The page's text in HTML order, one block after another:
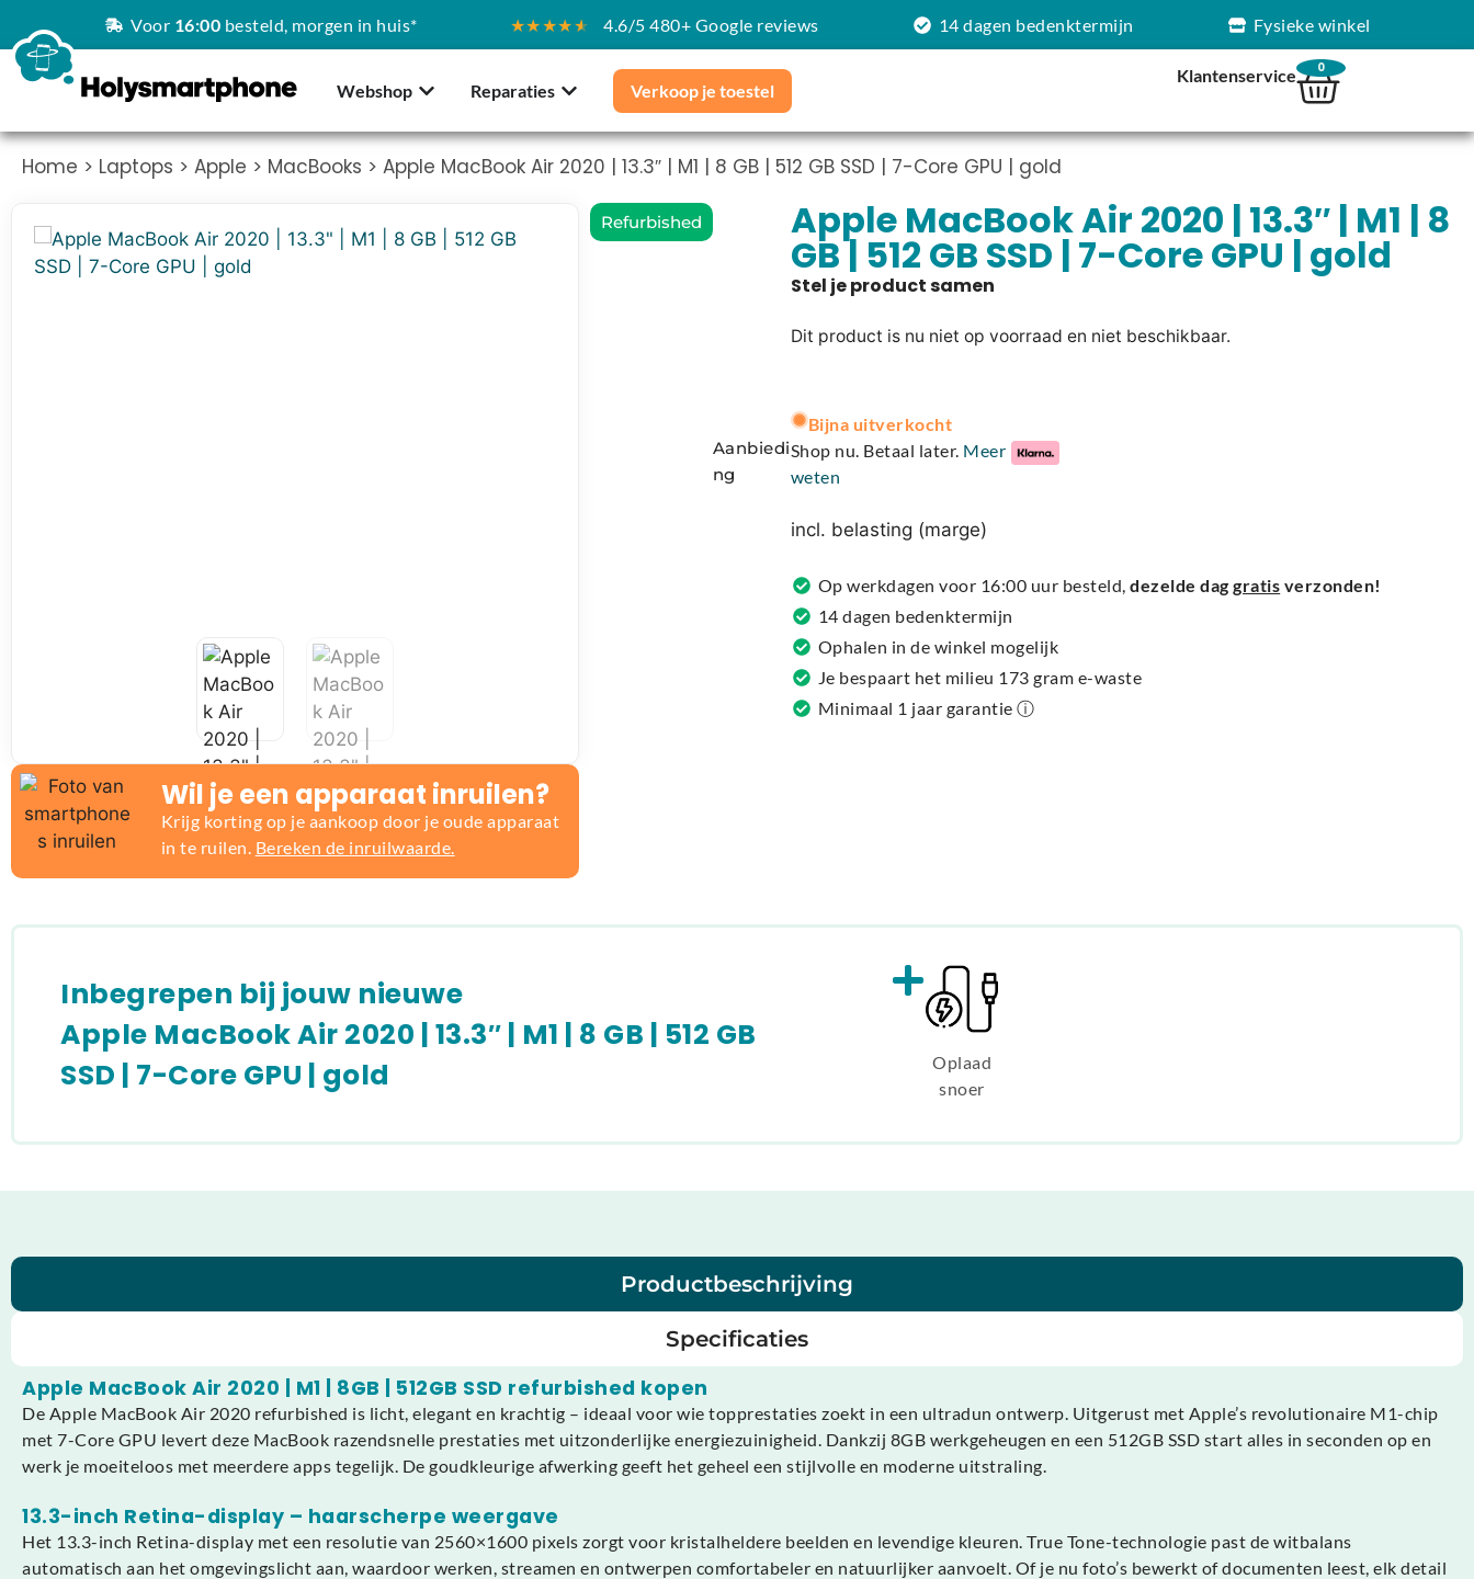
Voor 16:00 besteld, morgen in huis* ★★★★★ 4.6/5 480+ Google reviews 14 dagen bedenktermijn Fysieke winkel
Webshop Reparaties Verkoop je toestel
Klantenservice 0
Home > Laptops > Apple > MacBooks > Apple MacBook Air 2020 | 13.3″ | M1 | 8 GB | 512 GB SSD | 7-Core GPU | gold
Wil je een apparaat inruilen?
Krijg korting op je aankoop door je oude apparaat
in te ruilen. Bereken de inruilwaarde.
Refurbished
Aanbiedi
ng
Apple MacBook Air 2020 | 13.3″ | M1 | 8
GB | 512 GB SSD | 7-Core GPU | gold
Dit product is nu niet op voorraad en niet beschikbaar.
l
t
e
n
t
i
v
e
:
Bijna uitverkocht
Shop nu. Betaal later. Meer
weten
incl. belasting (marge)
Op werkdagen voor 16:00 uur besteld,dezelde daggratis verzonden!
14 dagen bedenktermijn
Ophalen in de winkel mogelijk
Je bespaart het milieu 173 gram e-waste
Minimaal 1 jaar garantie ⓘ
Inbegrepen bij jouw nieuwe
Apple MacBook Air 2020 | 13.3″ | M1 | 8 GB | 512 GB
SSD | 7-Core GPU | gold
Oplaad
snoer
Productbeschrijving
Specificaties
Apple MacBook Air 2020 | M1 | 8GB | 512GB SSD refurbished kopen
De Apple MacBook Air 2020 refurbished is licht, elegant en krachtig – ideaal voor wie topprestaties zoekt in een ultradun ontwerp. Uitgerust met Apple’s revolutionaire M1-chip
met 7-Core GPU levert deze MacBook razendsnelle prestaties met uitzonderlijke energiezuinigheid. Dankzij 8GB werkgeheugen en een 512GB SSD start alles in seconden op en
werk je moeiteloos met meerdere apps tegelijk. De goudkleurige afwerking geeft het geheel een stijlvolle en moderne uitstraling.
13.3-inch Retina-display – haarscherpe weergave
Het 13.3-inch Retina-display met een resolutie van 2560×1600 pixels zorgt voor kristalheldere beelden en levendige kleuren. True Tone-technologie past de witbalans
automatisch aan het omgevingslicht aan, waardoor werken, streamen en ontwerpen comfortabeler en natuurlijker aanvoelt. Of je nu foto’s bewerkt of documenten leest, elk detail